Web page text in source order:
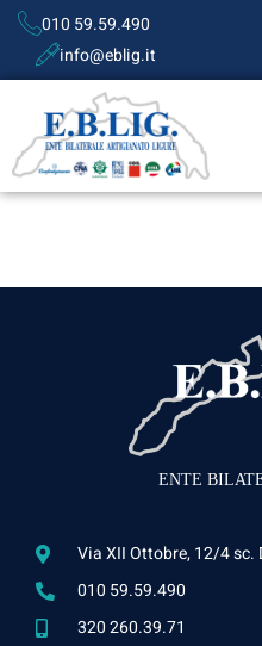
010 59.59.490
info@eblig.it
ENTE
Via XII Ottobre, 12/4 sc.
010 59.59.490
320 260.39.71